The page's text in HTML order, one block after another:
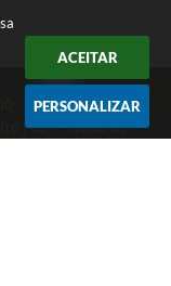
ACEITAR
PERSONALIZAR
| CEP: 13280-091